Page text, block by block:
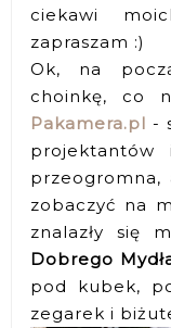
ciekawi
zapraszam :)
Ok, na
choinkę, co
Pakamera.pl -
projektantów
przeogromna,
zobaczyć na
znalazły się
Dobrego
pod kubek,
zegarek i